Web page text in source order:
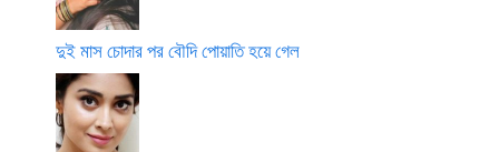
দুই মাস চোদার পর বৌদি পোয়াতি হয়ে গেল